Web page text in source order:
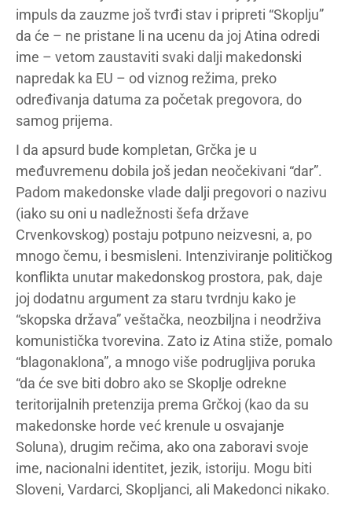
impuls da zauzme još tvrđi stav i pripreti “Skoplju”
da će – ne pristane li na ucenu da joj Atina odredi
ime – vetom zaustaviti svaki dalji makedonski
napredak ka EU – od viznog režima, preko
određivanja datuma za početak pregovora, do
samog prijema.
I da apsurd bude kompletan, Grčka je u
međuvremenu dobila još jedan neočekivani “dar”.
Padom makedonske vlade dalji pregovori o nazivu
(iako su oni u nadležnosti šefa države
Crvenkovskog) postaju potpuno neizvesni, a, po
mnogo čemu, i besmisleni. Intenziviranje političkog
konflikta unutar makedonskog prostora, pak, daje
joj dodatnu argument za staru tvrdnju kako je
“skopska država” veštačka, neozbiljna i neodrživa
komunistička tvorevina. Zato iz Atina stiže, pomalo
“blagonaklona”, a mnogo više podrugljiva poruka
“da će sve biti dobro ako se Skoplje odrekne
teritorijalnih pretenzija prema Grčkoj (kao da su
makedonske horde već krenule u osvajanje
Soluna), drugim rečima, ako ona zaboravi svoje
ime, nacionalni identitet, jezik, istoriju. Mogu biti
Sloveni, Vardarci, Skopljanci, ali Makedonci nikako.